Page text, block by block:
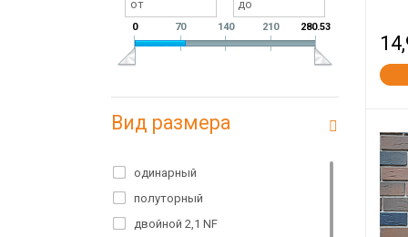
0 70 140 210 280.53
Вид размера
одинарный
полуторный
двойной 2,1 NF